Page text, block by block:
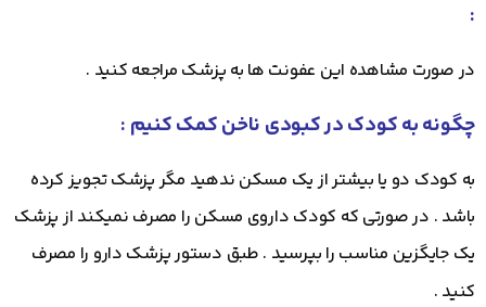
:
در صورت مشاهده این عفونت ها به پزشک مراجعه کنید .
چگونه به کودک در کبودی ناخن کمک کنیم :
به کودک دو یا بیشتر از یک مسکن ندهید مگر پزشک تجویز کرده
باشد . در صورتی که کودک داروی مسکن را مصرف نمیکند از پزشک
یک جایگزین مناسب را بپرسید . طبق دستور پزشک دارو را مصرف
کنید .